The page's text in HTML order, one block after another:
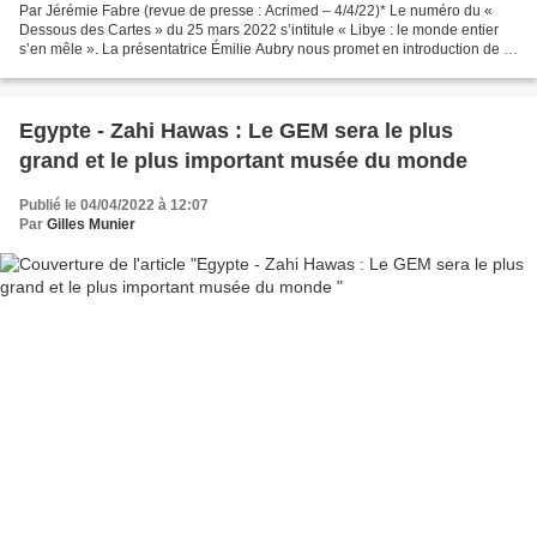
Par Jérémie Fabre (revue de presse : Acrimed – 4/4/22)* Le numéro du «
Dessous des Cartes » du 25 mars 2022 s’intitule « Libye : le monde entier
s’en mêle ». La présentatrice Émilie Aubry nous promet en introduction de «
Egypte - Zahi Hawas : Le GEM sera le plus
grand et le plus important musée du monde
Publié le 04/04/2022 à 12:07
Par Gilles Munier